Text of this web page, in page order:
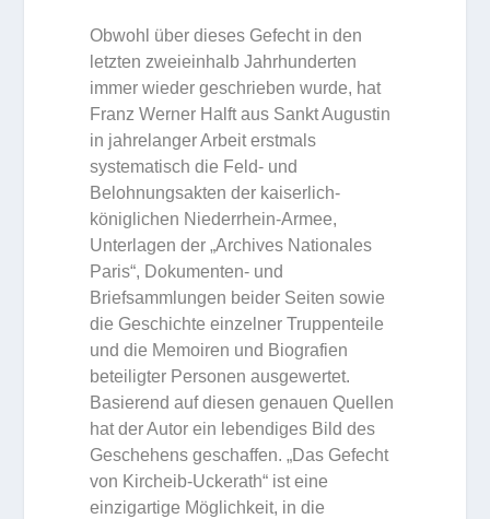
Obwohl über dieses Gefecht in den
letzten zweieinhalb Jahrhunderten
immer wieder geschrieben wurde, hat
Franz Werner Halft aus Sankt Augustin
in jahrelanger Arbeit erstmals
systematisch die Feld- und
Belohnungsakten der kaiserlich-
königlichen Niederrhein-Armee,
Unterlagen der „Archives Nationales
Paris“, Dokumenten- und
Briefsammlungen beider Seiten sowie
die Geschichte einzelner Truppenteile
und die Memoiren und Biografien
beteiligter Personen ausgewertet.
Basierend auf diesen genauen Quellen
hat der Autor ein lebendiges Bild des
Geschehens geschaffen. „Das Gefecht
von Kircheib-Uckerath“ ist eine
einzigartige Möglichkeit, in die